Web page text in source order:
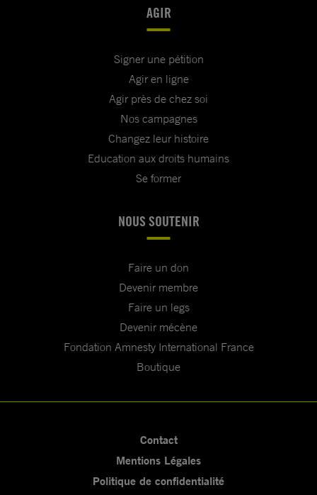
AGIR
Signer une pétition
Agir en ligne
Agir près de chez soi
Nos campagnes
Changez leur histoire
Education aux droits humains
Se former
NOUS SOUTENIR
Faire un don
Devenir membre
Faire un legs
Devenir mécène
Fondation Amnesty International France
Boutique
Contact
Mentions Légales
Politique de confidentialité